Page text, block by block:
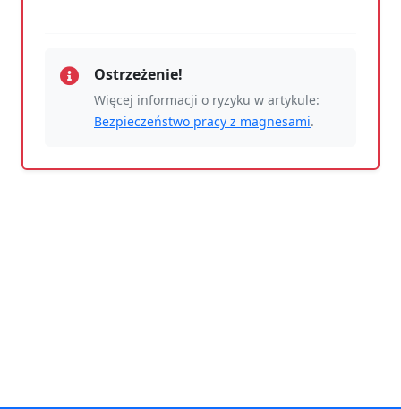
Ostrzeżenie!
Więcej informacji o ryzyku w artykule:
Bezpieczeństwo pracy z magnesami.